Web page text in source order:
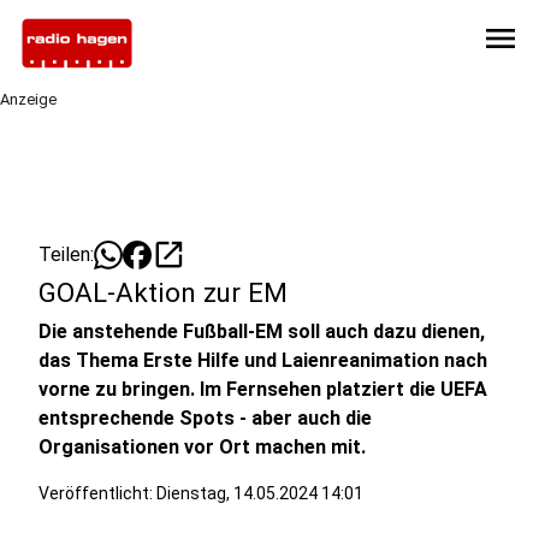
menu
Anzeige
Teilen: open_in_new
GOAL-Aktion zur EM
Die anstehende Fußball-EM soll auch dazu dienen,
das Thema Erste Hilfe und Laienreanimation nach
vorne zu bringen. Im Fernsehen platziert die UEFA
entsprechende Spots - aber auch die
Organisationen vor Ort machen mit.
Veröffentlicht: Dienstag, 14.05.2024 14:01